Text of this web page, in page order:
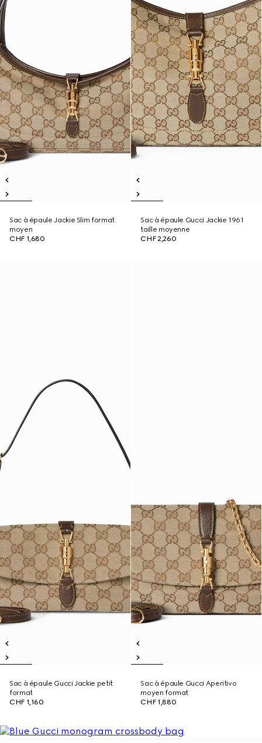
Sac à épaule Jackie Slim format
moyen
CHF 1,680
Sac à épaule Gucci Jackie 1961
taille moyenne
CHF 2,260
Sac à épaule Gucci Jackie petit
format
CHF 1,160
Sac à épaule Gucci Aperitivo
moyen format
CHF 1,880